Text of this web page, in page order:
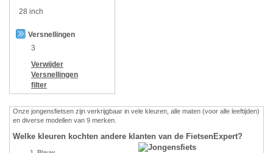
28 inch
Versnellingen
3
Verwijder
Versnellingen
filter
Onze jongensfietsen zijn verkrijgbaar in vele kleuren, alle maten (voor alle leeftijden)
en diverse modellen van 9 merken.
Welke kleuren kochten andere klanten van de FietsenExpert?